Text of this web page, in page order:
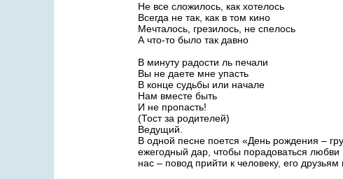
Не все сложилось, как хотелось
Всегда не так, как в том кино
Мечталось, грезилось, не спелось
А что-то было так давно
В минуту радости ль печали
Вы не даете мне упасть
В конце судьбы или начале
Нам вместе быть
И не пропасть!
(Тост за родителей)
Ведущий.
В одной песне поется «День рождения –
ежегодный дар, чтобы порадоваться
нас – повод прийти к человеку, его